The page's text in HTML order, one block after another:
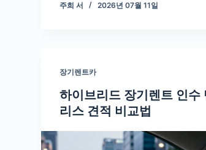
주희 서 2026년 07월 11일
장기렌트카
하이브리드 장기렌트 인수
리스 견적 비교법